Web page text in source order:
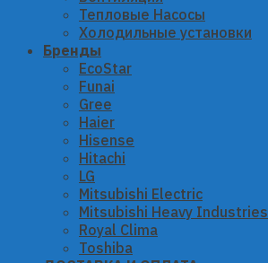
Тепловые Насосы
Холодильные установки
Бренды
EcoStar
Funai
Gree
Haier
Hisense
Hitachi
LG
Mitsubishi Electric
Mitsubishi Heavy Industries
Royal Clima
Toshiba